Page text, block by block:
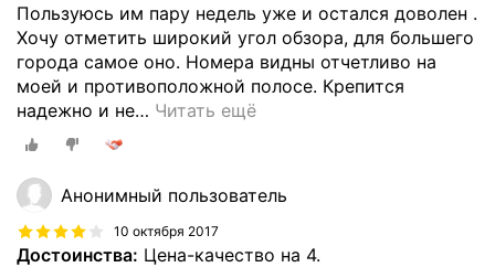
Пользуюсь им пару недель уже и остался доволен .
Хочу отметить широкий угол обзора, для большего
города самое оно. Номера видны отчетливо на
моей и противоположной полосе. Крепится
надежно и не… Читать ещё
Анонимный пользователь
10 октября 2017
Достоинства: Цена-качество на 4.